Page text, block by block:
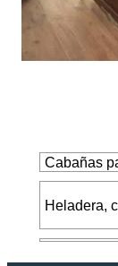
Cabañas
Heladera,